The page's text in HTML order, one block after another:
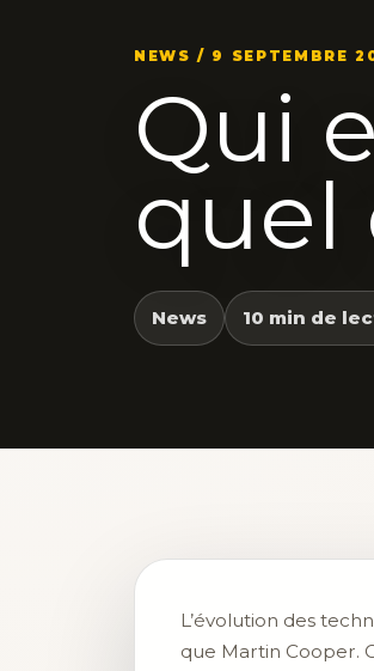
NEWS / 9 SEPTEMBRE
Qui
quel
News 10 min de
L’évolution des
que Martin Cooper.